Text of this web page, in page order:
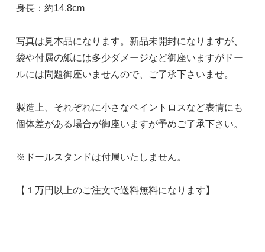
身長：約14.8cm
写真は見本品になります。新品未開封になりますが、
袋や付属の紙には多少ダメージなど御座いますがドー
ルには問題御座いませんので、ご了承下さいませ。
製造上、それぞれに小さなペイントロスなど表情にも
個体差がある場合が御座いますが予めご了承下さい。
※ドールスタンドは付属いたしません。
【１万円以上のご注文で送料無料になります】